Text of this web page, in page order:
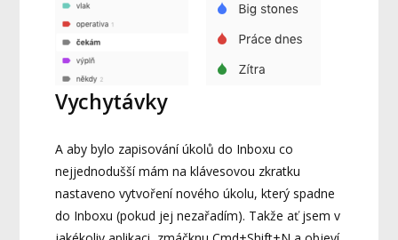
Vychytávky
A aby bylo zapisování úkolů do Inboxu co
nejjednodušší mám na klávesovou zkratku
nastaveno vytvoření nového úkolu, který spadne
do Inboxu (pokud jej nezařadím). Takže ať jsem v